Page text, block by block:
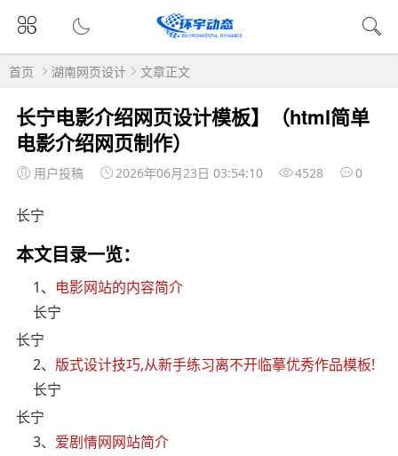
首页 湖南网页设计 文章正文
长宁电影介绍网页设计模板】（html简单
电影介绍网页制作）
用户投稿 2026年06月23日 03:54:10 4528 0
长宁
本文目录一览：
1、 电影网站的内容简介
长宁
长宁
2、 版式设计技巧,从新手练习离不开临摹优秀作品模板!
长宁
长宁
3、 爱剧情网网站简介